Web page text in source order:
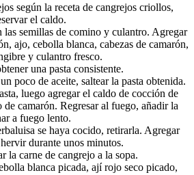
según la receta de cangrejos criollos,
el caldo.
las semillas de comino y culantro. Agregar
ajo, cebolla blanca, cabezas de camarón,
y culantro fresco.
una pasta consistente.
poco de aceite, saltear la pasta obtenida.
luego agregar el caldo de cocción de
camarón. Regresar al fuego, añadir la
a fuego lento.
se haya cocido, retirarla. Agregar
durante unos minutos.
la carne de cangrejo a la sopa.
blanca picada, ají rojo seco picado,